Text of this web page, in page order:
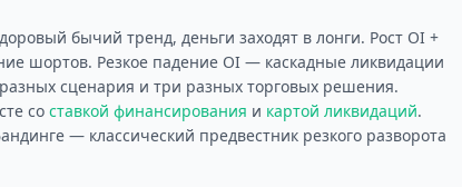
бычий тренд, деньги заходят в лонги. Рост OI +
шортов. Резкое падение OI — каскадные ликвидации
сценария и три разных торговых решения.
со ставкой финансирования и картой ликвидаций.
— классический предвестник резкого разворота